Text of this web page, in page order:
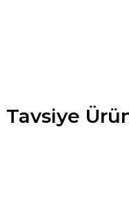
Tavsiye